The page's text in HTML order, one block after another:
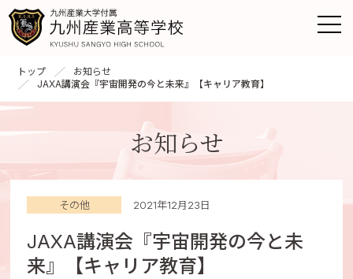
トップ
お知らせ
JAXA講演会『宇宙開発の今と未来』【キャリア教育】
お知らせ
その他 2021年12月23日
JAXA講演会『宇宙開発の今と未
来』【キャリア教育】